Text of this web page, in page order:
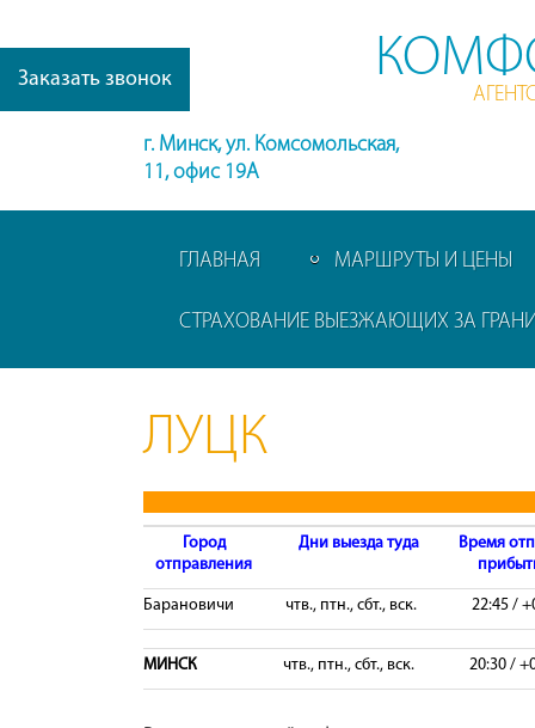
Заказать звонок
г. Минск, ул. Комсомольская,
11, офис 19А
ГЛАВНАЯ МАРШРУТЫ И ЦЕНЫ
СТРАХОВАНИЕ ВЫЕЗЖАЮЩИХ ЗА
ЛУЦК
Город
отправления
Дни выезда туда
Время
Барановичи чтв., птн., сбт., вск. 22:45 /
МИНСК чтв., птн., сбт., вск. 20:30 /